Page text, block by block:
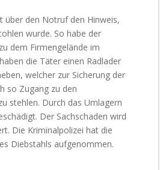
über den Notruf den Hinweis,
wurde. So habe der
dem Firmengelände im
die Täter einen Radlader
welcher zur Sicherung der
so Zugang zu den
stehlen. Durch das Umlagern
Der Sachschaden wird
Die Kriminalpolizei hat die
Diebstahls aufgenommen.